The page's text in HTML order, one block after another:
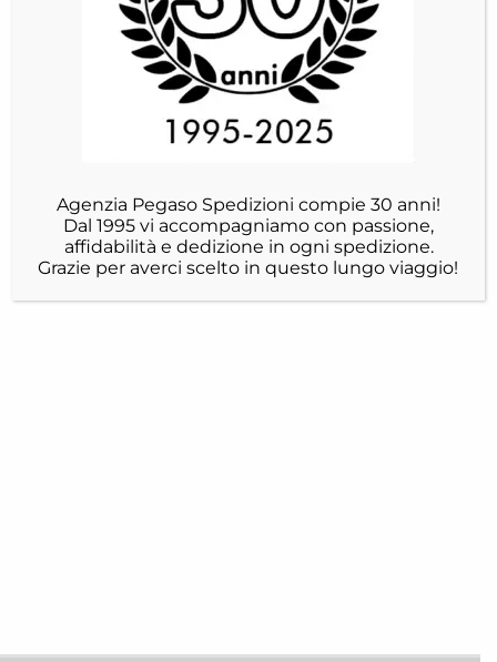
Agenzia Pegaso Spedizioni compie 30 anni!
Dal 1995 vi accompagniamo con passione,
affidabilità e dedizione in ogni spedizione.
Grazie per averci scelto in questo lungo viaggio!